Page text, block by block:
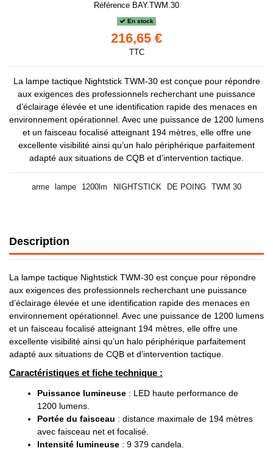
Référence BAY.TWM.30
En stock
216,65 €
TTC
La lampe tactique Nightstick TWM-30 est conçue pour répondre
aux exigences des professionnels recherchant une puissance
d’éclairage élevée et une identification rapide des menaces en
environnement opérationnel. Avec une puissance de 1200 lumens
et un faisceau focalisé atteignant 194 mètres, elle offre une
excellente visibilité ainsi qu’un halo périphérique parfaitement
adapté aux situations de CQB et d’intervention tactique.
arme lampe 1200lm NIGHTSTICK DE POING TWM 30
Description
La lampe tactique Nightstick TWM-30 est conçue pour répondre
aux exigences des professionnels recherchant une puissance
d’éclairage élevée et une identification rapide des menaces en
environnement opérationnel. Avec une puissance de 1200 lumens
et un faisceau focalisé atteignant 194 mètres, elle offre une
excellente visibilité ainsi qu’un halo périphérique parfaitement
adapté aux situations de CQB et d’intervention tactique.
Caractéristiques et fiche technique :
Puissance lumineuse : LED haute performance de
1200 lumens.
Portée du faisceau : distance maximale de 194 mètres
avec faisceau net et focalisé.
Intensité lumineuse : 9 379 candela.